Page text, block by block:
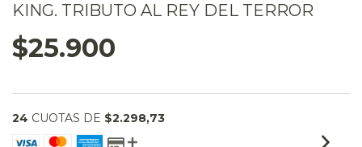
KING. TRIBUTO AL REY DEL TERROR
$25.900
24 CUOTAS DE $2.298,73